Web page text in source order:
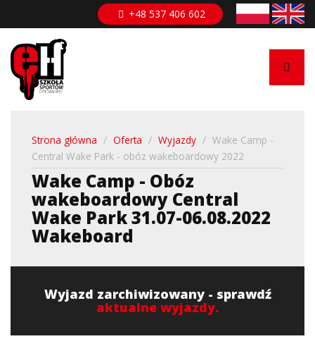
do
treści
+48 537 406 602
Strona główna / Oferta / Wyjazdy / Wake Camp -
Central Wake Park - obóz wakeboardowy 2022
Wake Camp - Obóz
wakeboardowy Central
Wake Park 31.07-06.08.2022
Wakeboard
Wyjazd zarchiwizowany - sprawdź
aktualne wyjazdy.